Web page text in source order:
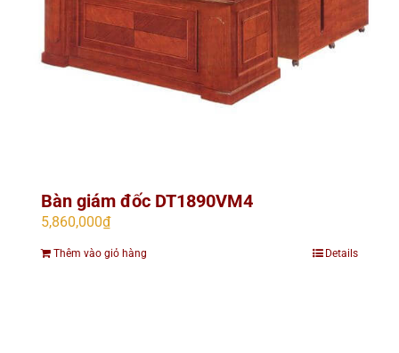
Bàn giám đốc DT1890VM4
5,860,000₫
Thêm vào giỏ hàng Details